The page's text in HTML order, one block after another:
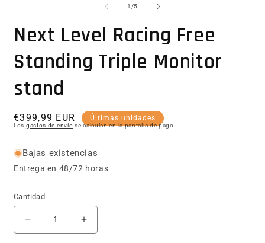
1 /de
5
Next Level Racing Free
Standing Triple Monitor
stand
Precio habitual
€399,99 EUR Últimas unidades
Los gastos de envío se calculan en la pantalla de pago.
Bajas existencias
Entrega en 48/72 horas
Cantidad
Reducir cantidad para Next Level Racing Free
Aumentar cantidad para Next Level